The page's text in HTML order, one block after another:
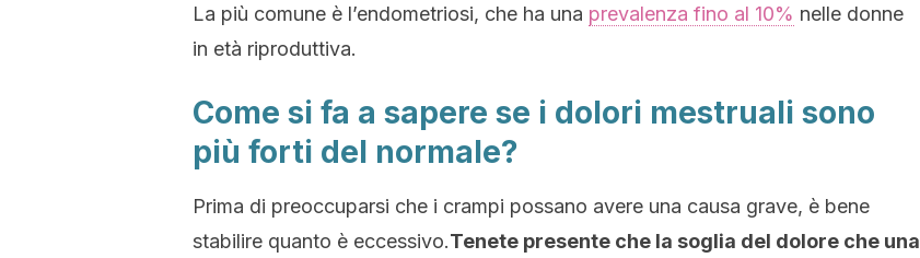
La più comune è l’endometriosi, che ha una prevalenza fino al 10% nelle donne
in età riproduttiva.
Come si fa a sapere se i dolori mestruali sono
più forti del normale?
Prima di preoccuparsi che i crampi possano avere una causa grave, è bene
stabilire quanto è eccessivo.Tenete presente che la soglia del dolore che una